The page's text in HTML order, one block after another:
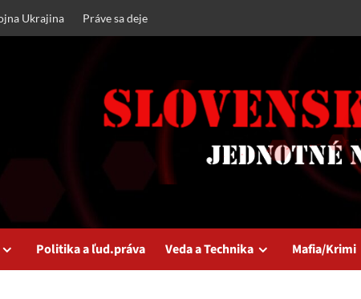
Ukrajina Práve sa deje
Politika a ľud.práva Veda a Technika Mafia/Krimi